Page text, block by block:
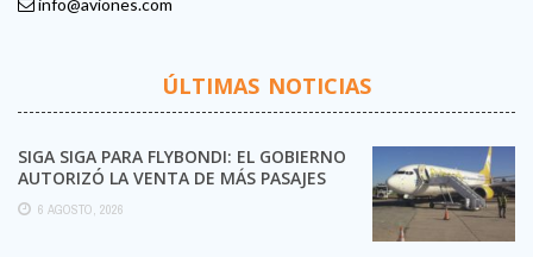
info@aviones.com
ÚLTIMAS NOTICIAS
SIGA SIGA PARA FLYBONDI: EL GOBIERNO
AUTORIZÓ LA VENTA DE MÁS PASAJES
6 AGOSTO, 2026